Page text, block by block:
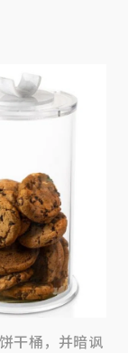
干桶，并暗讽